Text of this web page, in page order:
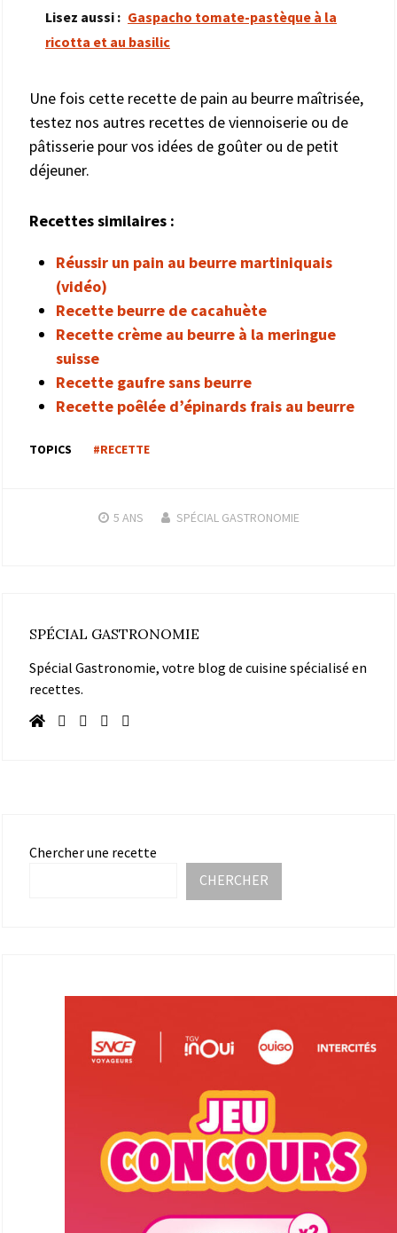
Lisez aussi : Gaspacho tomate-pastèque à la
ricotta et au basilic
Une fois cette recette de pain au beurre maîtrisée,
testez nos autres recettes de viennoiserie ou de
pâtisserie pour vos idées de goûter ou de petit
déjeuner.
Recettes similaires :
Réussir un pain au beurre martiniquais
(vidéo)
Recette beurre de cacahuète
Recette crème au beurre à la meringue
suisse
Recette gaufre sans beurre
Recette poêlée d’épinards frais au beurre
TOPICS #RECETTE
5 ANS SPÉCIAL GASTRONOMIE
SPÉCIAL GASTRONOMIE
Spécial Gastronomie, votre blog de cuisine spécialisé en
recettes.
Chercher une recette
CHERCHER